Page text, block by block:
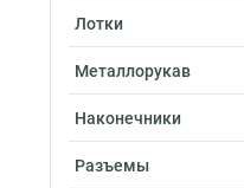
Лотки
Металлорукав
Наконечники
Разъемы